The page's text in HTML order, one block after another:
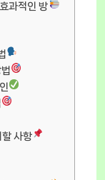
과적인 방
사항